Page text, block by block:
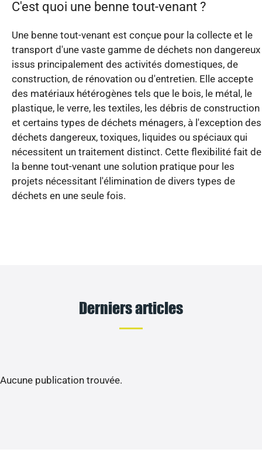
C'est quoi une benne tout-venant ?
Une benne tout-venant est conçue pour la collecte et le
transport d'une vaste gamme de déchets non dangereux
issus principalement des activités domestiques, de
construction, de rénovation ou d'entretien. Elle accepte
des matériaux hétérogènes tels que le bois, le métal, le
plastique, le verre, les textiles, les débris de construction
et certains types de déchets ménagers, à l'exception des
déchets dangereux, toxiques, liquides ou spéciaux qui
nécessitent un traitement distinct. Cette flexibilité fait de
la benne tout-venant une solution pratique pour les
projets nécessitant l'élimination de divers types de
déchets en une seule fois.
Derniers articles
Aucune publication trouvée.